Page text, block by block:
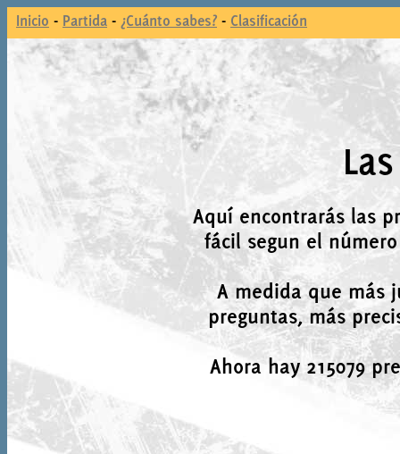
Inicio - Partida - ¿Cuánto sabes? - Clasificación
Aquí encontrarás las
fácil segun el
A medida que más
preguntas, más
Ahora hay 215079